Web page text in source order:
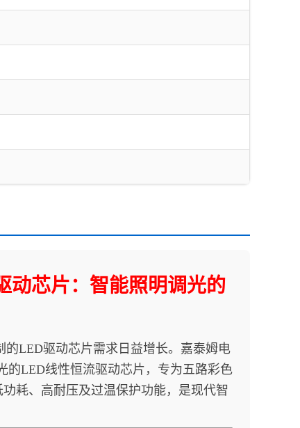
动芯片：智能照明调光的
LED驱动芯片需求日益增长。嘉泰姆电
的LED线性恒流驱动芯片，专为五路彩色
耗、高耐压及过温保护功能，是现代智